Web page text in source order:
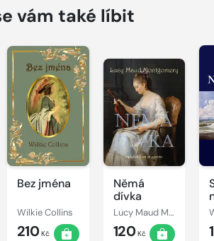
vám také líbit
Bez jména
Wilkie Collins
210Kč
Němá
dívka
Lucy Maud Montgomery
120Kč